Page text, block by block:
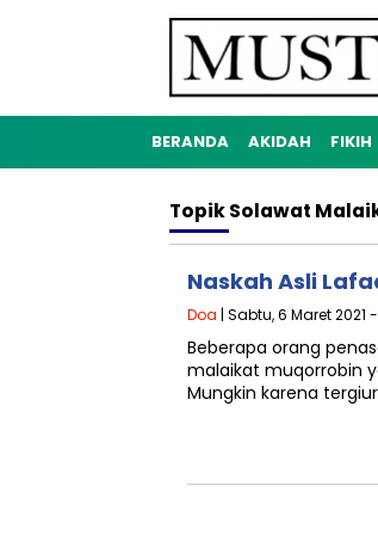
BERANDA AKIDAH FIKIH
TopikSolawat
Naskah Asli
Doa | Sabtu, 6 Maret 2021
Beberapa orang
malaikat muqorrobin
Mungkin karena